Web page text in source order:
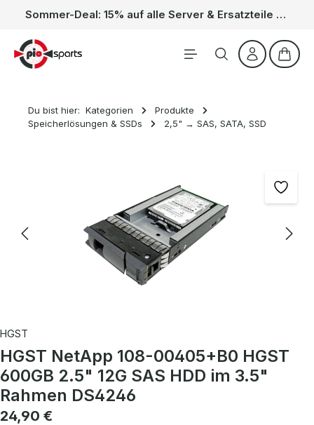
Zum Hauptinhalt springen Sommer-Deal: 15% auf alle Server & Ersatzteile – Kein Code nötig, der Rabatt wird automatisch im Warenkorb abgezogen. Gültig vom 01.06. bis 31.08.
Du bist hier: Kategorien
Produkte
Speicherlösungen & SSDs
2,5" → SAS, SATA, SSD
HGST
HGST NetApp 108-00405+B0 HGST
600GB 2.5" 12G SAS HDD im 3.5"
Rahmen DS4246
Regulärer Preis:
24,90 €